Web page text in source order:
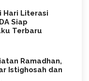
Hari Literasi
Siap
Terbaru
Ramadhan,
Istighosah dan